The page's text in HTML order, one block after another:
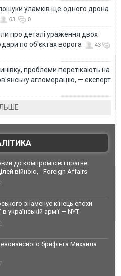
уламків ще одного дрона
63 0
про деталі ураження двох
по об'єктах ворога
43
проблеми перетікають на
агломерацію, — експерт
до компромісів і прагне
війною, - Foreign Affairs
знаменує кінець епохи
в українській армії — NYT
брифінга Михайла